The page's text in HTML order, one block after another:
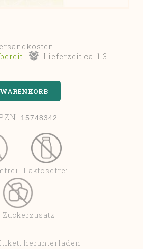
Lieferzeit ca. 1-3
15748342
Laktosefrei
Zuckerzusatz
herunterladen